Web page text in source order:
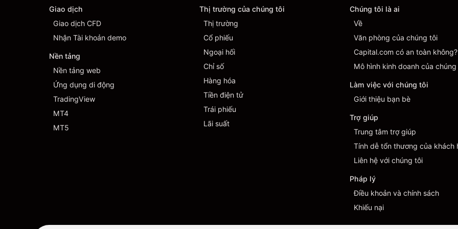
Giao dịch
Giao dịch CFD
Nhận Tài khoản demo
Nền tảng
Nền tảng web
Ứng dụng di động
TradingView
MT4
MT5
Thị trường của chúng tôi
Thị trường
Cổ phiếu
Ngoại hối
Chỉ số
Hàng hóa
Tiền điện tử
Trái phiếu
Lãi suất
Chúng tôi là ai
Về
Văn phòng của chúng tôi
Capital.com có an toàn không?
Mô hình kinh doanh của
Làm việc với chúng tôi
Giới thiệu bạn bè
Trợ giúp
Trung tâm trợ giúp
Tính dễ tổn thương của khách
Liên hệ với chúng tôi
Pháp lý
Điều khoản và chính sách
Khiếu nại